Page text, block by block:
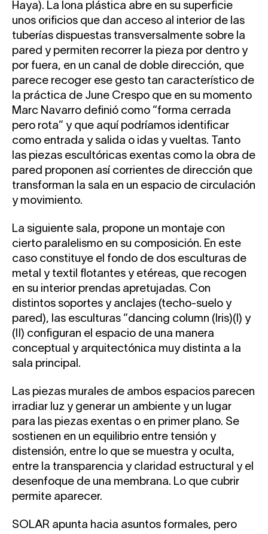
Haya). La lona plástica abre en su superficie
unos orificios que dan acceso al interior de las
tuberías dispuestas transversalmente sobre la
pared y permiten recorrer la pieza por dentro y
por fuera, en un canal de doble dirección, que
parece recoger ese gesto tan característico de
la práctica de June Crespo que en su momento
Marc Navarro definió como “forma cerrada
pero rota” y que aquí podríamos identificar
como entrada y salida o idas y vueltas. Tanto
las piezas escultóricas exentas como la obra de
pared proponen así corrientes de dirección que
transforman la sala en un espacio de circulación
y movimiento.
La siguiente sala, propone un montaje con
cierto paralelismo en su composición. En este
caso constituye el fondo de dos esculturas de
metal y textil flotantes y etéreas, que recogen
en su interior prendas apretujadas. Con
distintos soportes y anclajes (techo-suelo y
pared), las esculturas “dancing column (Iris)(I) y
(II) configuran el espacio de una manera
conceptual y arquitectónica muy distinta a la
sala principal.
Las piezas murales de ambos espacios parecen
irradiar luz y generar un ambiente y un lugar
para las piezas exentas o en primer plano. Se
sostienen en un equilibrio entre tensión y
distensión, entre lo que se muestra y oculta,
entre la transparencia y claridad estructural y el
desenfoque de una membrana. Lo que cubrir
permite aparecer.
SOLAR apunta hacia asuntos formales, pero